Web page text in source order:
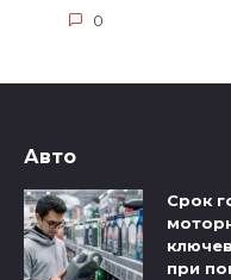
0
Авто
Срок
при